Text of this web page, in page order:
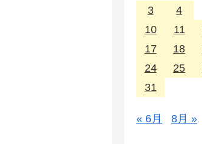
3
4
10
11
17
18
24
25
31
« 6月 8月 »